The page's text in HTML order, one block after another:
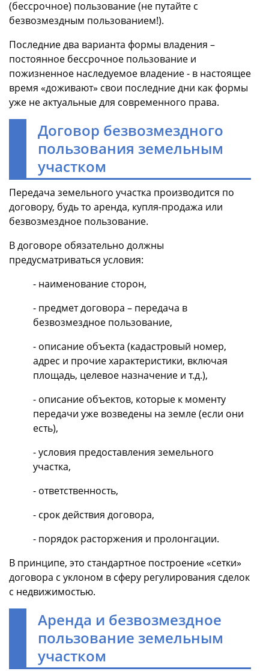
(бессрочное) пользование (не путайте с
безвозмездным пользованием!).
Последние два варианта формы владения –
постоянное бессрочное пользование и
пожизненное наследуемое владение - в настоящее
время «доживают» свои последние дни как формы
уже не актуальные для современного права.
Договор безвозмездного
пользования земельным
участком
Передача земельного участка производится по
договору, будь то аренда, купля-продажа или
безвозмездное пользование.
В договоре обязательно должны
предусматриваться условия:
- наименование сторон,
- предмет договора – передача в
безвозмездное пользование,
- описание объекта (кадастровый номер,
адрес и прочие характеристики, включая
площадь, целевое назначение и т.д.),
- описание объектов, которые к моменту
передачи уже возведены на земле (если они
есть),
- условия предоставления земельного
участка,
- ответственность,
- срок действия договора,
- порядок расторжения и пролонгации.
В принципе, это стандартное построение «сетки»
договора с уклоном в сферу регулирования сделок
с недвижимостью.
Аренда и безвозмездное
пользование земельным
участком